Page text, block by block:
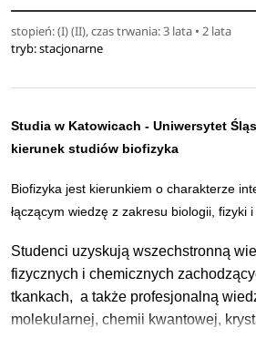
stopień: (I) (II), czas trwania: 3 lata • 2 lata
tryb: stacjonarne
Studia w Katowicach -Uniwersytet
kierunek studiów biofizyka
Biofizyka jest kierunkiem o charakterze
łączącym wiedzę z zakresu biologii, fizyki i
Studenci uzyskują wszechstronną
fizycznych i chemicznych
tkankach, a także profesjonalną
molekularnej, chemii kwantowej,